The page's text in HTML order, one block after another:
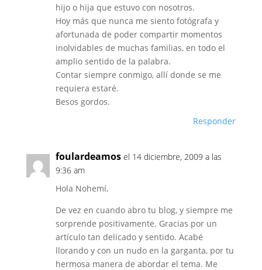
hijo o hija que estuvo con nosotros.
Hoy más que nunca me siento fotógrafa y
afortunada de poder compartir momentos
inolvidables de muchas familias, en todo el
amplio sentido de la palabra.
Contar siempre conmigo, allí donde se me
requiera estaré.
Besos gordos.
Responder
foulardeamos el 14 diciembre, 2009 a las
9:36 am
Hola Nohemí,
De vez en cuando abro tu blog, y siempre me
sorprende positivamente. Gracias por un
artículo tan delicado y sentido. Acabé
llorando y con un nudo en la garganta, por tu
hermosa manera de abordar el tema. Me